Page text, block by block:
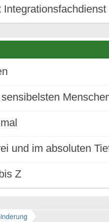
und im absoluten
Z